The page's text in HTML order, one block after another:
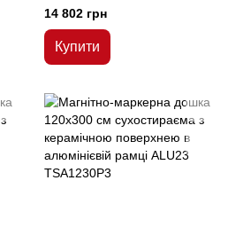
керамічною поверхнею в
алюмінієвій рамці ALU23
14 802 грн
Купити